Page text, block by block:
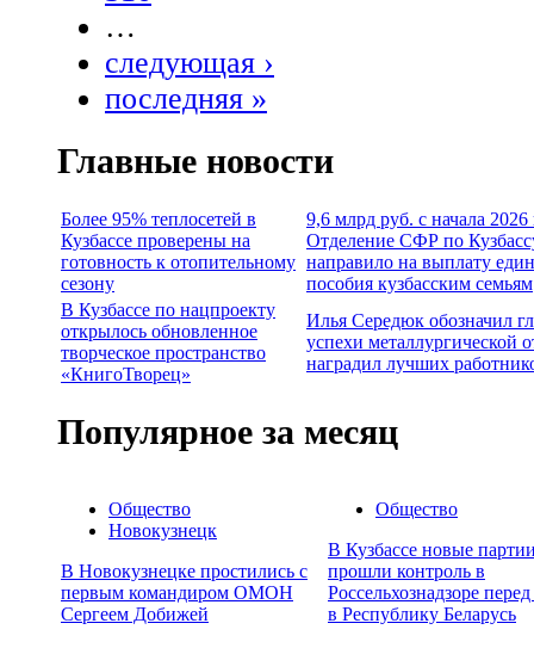
…
следующая ›
последняя »
Главные новости
Более 95% теплосетей в
Кузбассе проверены на
готовность к отопительному
сезону
9,6 млрд руб. с начала 2026
Отделение СФР по
направило на выплату
пособия кузбасским семьям
В Кузбассе по нацпроекту
открылось обновленное
творческое пространство
«КнигоТворец»
Илья Середюк обозначил
успехи металлургической
наградил лучших
Популярное за месяц
Общество
Новокузнецк
В Новокузнецке простились с
первым командиром ОМОН
Сергеем Добижей
Общество
В Кузбассе новые
прошли контроль в
Россельхознадзоре
в Республику Беларусь